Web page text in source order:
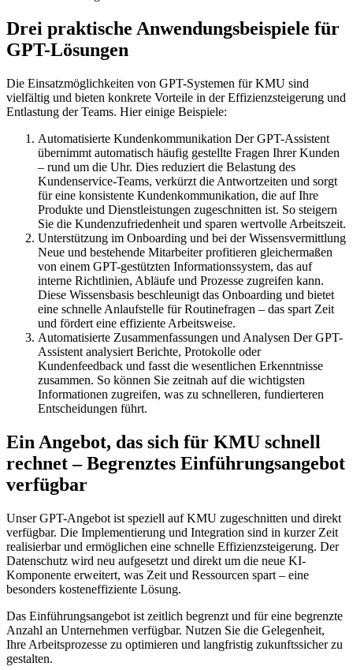
Drei praktische Anwendungsbeispiele für
GPT-Lösungen
Die Einsatzmöglichkeiten von GPT-Systemen für KMU sind
vielfältig und bieten konkrete Vorteile in der Effizienzsteigerung und
Entlastung der Teams. Hier einige Beispiele:
Automatisierte Kundenkommunikation Der GPT-Assistent
übernimmt automatisch häufig gestellte Fragen Ihrer Kunden
– rund um die Uhr. Dies reduziert die Belastung des
Kundenservice-Teams, verkürzt die Antwortzeiten und sorgt
für eine konsistente Kundenkommunikation, die auf Ihre
Produkte und Dienstleistungen zugeschnitten ist. So steigern
Sie die Kundenzufriedenheit und sparen wertvolle Arbeitszeit.
Unterstützung im Onboarding und bei der Wissensvermittlung
Neue und bestehende Mitarbeiter profitieren gleichermaßen
von einem GPT-gestützten Informationssystem, das auf
interne Richtlinien, Abläufe und Prozesse zugreifen kann.
Diese Wissensbasis beschleunigt das Onboarding und bietet
eine schnelle Anlaufstelle für Routinefragen – das spart Zeit
und fördert eine effiziente Arbeitsweise.
Automatisierte Zusammenfassungen und Analysen Der GPT-
Assistent analysiert Berichte, Protokolle oder
Kundenfeedback und fasst die wesentlichen Erkenntnisse
zusammen. So können Sie zeitnah auf die wichtigsten
Informationen zugreifen, was zu schnelleren, fundierteren
Entscheidungen führt.
Ein Angebot, das sich für KMU schnell
rechnet – Begrenztes Einführungsangebot
verfügbar
Unser GPT-Angebot ist speziell auf KMU zugeschnitten und direkt
verfügbar. Die Implementierung und Integration sind in kurzer Zeit
realisierbar und ermöglichen eine schnelle Effizienzsteigerung. Der
Datenschutz wird neu aufgesetzt und direkt um die neue KI-
Komponente erweitert, was Zeit und Ressourcen spart – eine
besonders kosteneffiziente Lösung.
Das Einführungsangebot ist zeitlich begrenzt und für eine begrenzte
Anzahl an Unternehmen verfügbar. Nutzen Sie die Gelegenheit,
Ihre Arbeitsprozesse zu optimieren und langfristig zukunftssicher zu
gestalten.